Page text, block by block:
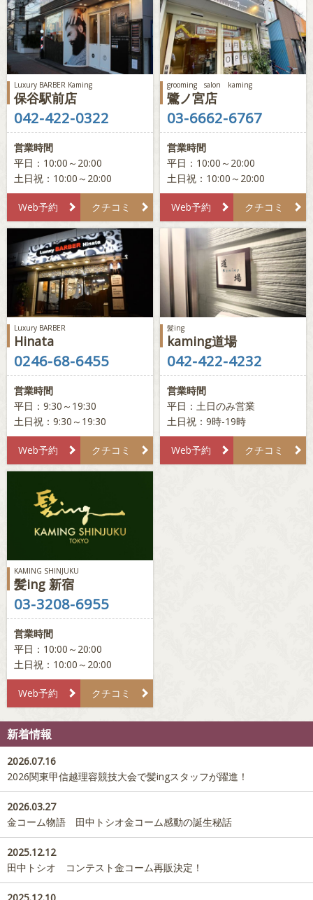
Luxury BARBER Kaming
保谷駅前店
042-422-0322
営業時間
平日：10:00～20:00
土日祝：10:00～20:00
Web予約 クチコミ
grooming salon kaming
鷺ノ宮店
03-6662-6767
営業時間
平日：10:00～20:00
土日祝：10:00～20:00
Web予約 クチコミ
Luxury BARBER
Hinata
0246-68-6455
営業時間
平日：9:30～19:30
土日祝：9:30～19:30
Web予約 クチコミ
髪ing
kaming道場
042-422-4232
営業時間
平日：土日のみ営業
土日祝：9時-19時
Web予約 クチコミ
KAMING SHINJUKU
髪ing 新宿
03-3208-6955
営業時間
平日：10:00～20:00
土日祝：10:00～20:00
Web予約 クチコミ
新着情報
2026.07.16
2026関東甲信越理容競技大会で髪ingスタッフが躍進！
2026.03.27
金コーム物語 田中トシオ金コーム感動の誕生秘話
2025.12.12
田中トシオ コンテスト金コーム再販決定！